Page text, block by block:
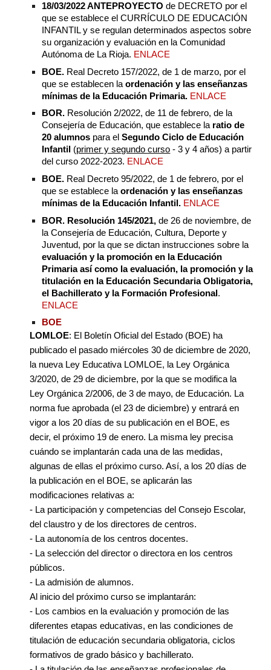
18/03/2022 ANTEPROYECTOde DECRETO por el
que se establece el CURRÍCULO DE EDUCACIÓN
INFANTIL y se regulan determinados aspectos sobre
su organización y evaluación en la Comunidad
Autónoma de La Rioja. ENLACE
BOE. Real Decreto 157/2022, de 1 de marzo, por el
que se establecen laordenación y las enseñanzas
mínimas de la Educación Primaria. ENLACE
BOR. Resolución 2/2022, de 11 de febrero, de la
Consejería de Educación, que establece la ratio de
20 alumnos para elSegundo Ciclo de Educación
Infantil (primer y segundo curso - 3 y 4 años) a partir
del curso 2022-2023. ENLACE
BOE. Real Decreto 95/2022, de 1 de febrero, por el
que se establece laordenación y las enseñanzas
mínimas de la Educación Infantil. ENLACE
BOR. Resolución 145/2021,de 26 de noviembre, de
la Consejería de Educación, Cultura, Deporte y
Juventud, por la que se dictan instrucciones sobre la
evaluación y la promoción en la Educación
Primaria así como la evaluación, la promoción y la
titulación en la Educación Secundaria Obligatoria,
el Bachillerato y la Formación Profesional.
ENLACE
BOE
LOMLOE: El Boletín Oficial del Estado (BOE) ha
publicado el pasado miércoles 30 de diciembre de 2020,
la nueva Ley Educativa LOMLOE, la Ley Orgánica
3/2020, de 29 de diciembre, por la que se modifica la
Ley Orgánica 2/2006, de 3 de mayo, de Educación. La
norma fue aprobada (el 23 de diciembre) y entrará en
vigor a los 20 días de su publicación en el BOE, es
decir, el próximo 19 de enero. La misma ley precisa
cuándo se implantarán cada una de las medidas,
algunas de ellas el próximo curso. Así, a los 20 días de
la publicación en el BOE, se aplicarán las
modificaciones relativas a:
- La participación y competencias del Consejo Escolar,
del claustro y de los directores de centros.
- La autonomía de los centros docentes.
- La selección del director o directora en los centros
públicos.
- La admisión de alumnos.
Al inicio del próximo curso se implantarán:
- Los cambios en la evaluación y promoción de las
diferentes etapas educativas, en las condiciones de
titulación de educación secundaria obligatoria, ciclos
formativos de grado básico y bachillerato.